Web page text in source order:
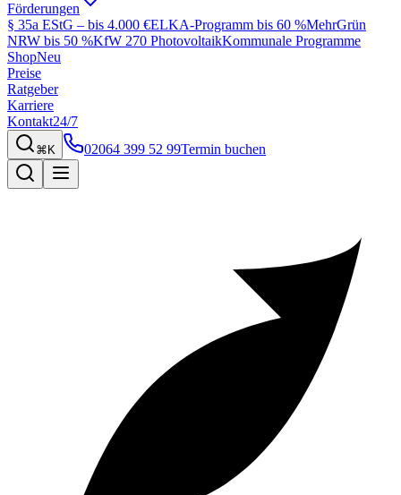
Förderungen
§ 35a EStG – bis 4.000 €ELKA-Programm bis 60 %MehrGrün
NRW bis 50 %KfW 270 PhotovoltaikKommunale Programme
ShopNeu
Preise
Ratgeber
Karriere
Kontakt24/7
⌘K 02064 399 52 99Termin buchen